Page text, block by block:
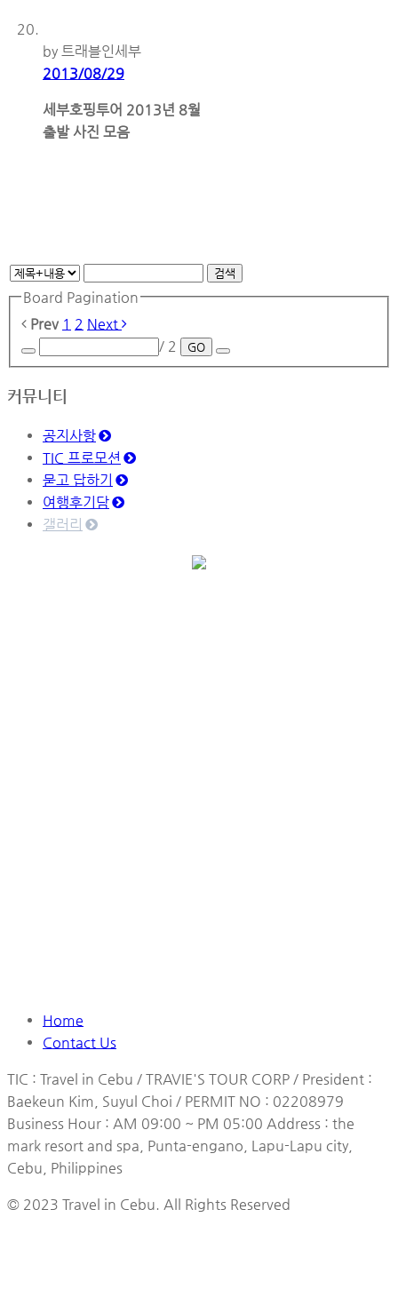
by 트래블인세부
2013/08/29
세부호핑투어 2013년 8월
출발 사진 모음
검색
Board Pagination
Prev 1 2 Next
/ 2
GO
커뮤니티
공지사항
TIC 프로모션
묻고 답하기
여행후기담
갤러리
Home
Contact Us
TIC : Travel in Cebu / TRAVIE'S TOUR CORP / President :
Baekeun Kim, Suyul Choi / PERMIT NO : 02208979
Business Hour : AM 09:00 ~ PM 05:00 Address : the
mark resort and spa, Punta-engano, Lapu-Lapu city,
Cebu, Philippines
© 2023 Travel in Cebu. All Rights Reserved